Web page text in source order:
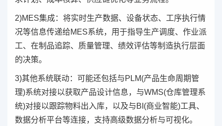
2)MES集成：将实时生产数据、设备状态、工序执行情
况等信息传递给MES系统，用于指导生产调度、作业派
工、在制品追踪、质量管理、绩效评估等制造执行层面
的决策。
3)其他系统联动：可能还包括与PLM(产品生命周期管
理)系统对接以获取产品设计信息，与WMS(仓库管理系
统)对接以跟踪物料出入库，以及与BI(商业智能)工具、
数据分析平台等连接，支持高级数据分析与可视化。